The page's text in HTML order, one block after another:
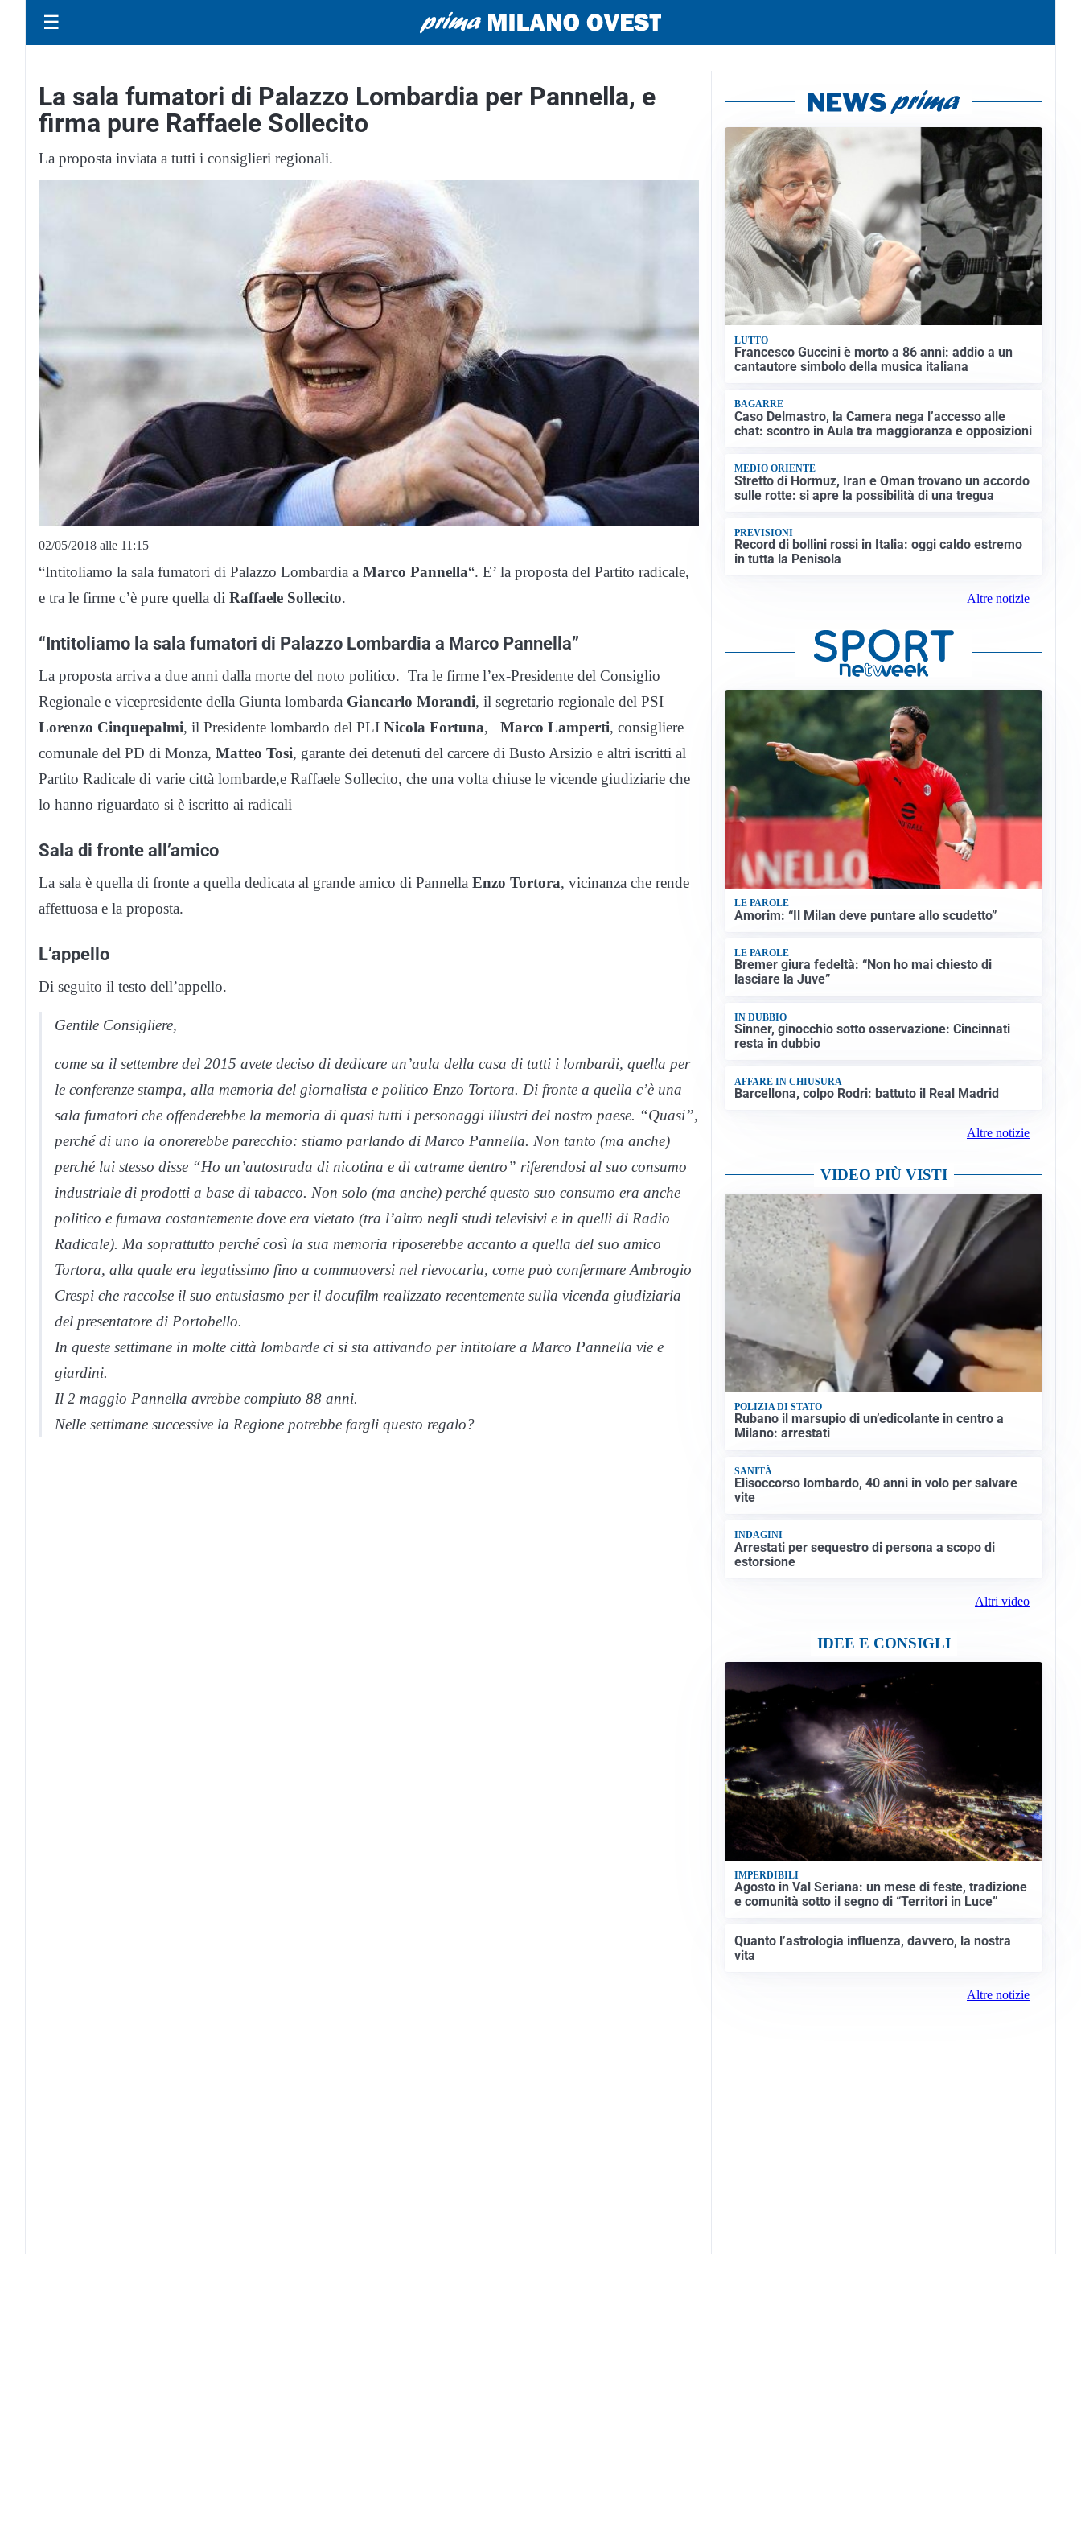
☰
La sala fumatori di Palazzo Lombardia per Pannella, e
firma pure Raffaele Sollecito
La proposta inviata a tutti i consiglieri regionali.
02/05/2018 alle 11:15
“Intitoliamo la sala fumatori di Palazzo Lombardia a Marco Pannella“. E’ la proposta del Partito radicale,
e tra le firme c’è pure quella di Raffaele Sollecito.
“Intitoliamo la sala fumatori di Palazzo Lombardia a Marco Pannella”
La proposta arriva a due anni dalla morte del noto politico. Tra le firme l’ex-Presidente del Consiglio
Regionale e vicepresidente della Giunta lombarda Giancarlo Morandi, il segretario regionale del PSI
Lorenzo Cinquepalmi, il Presidente lombardo del PLI Nicola Fortuna, Marco Lamperti, consigliere
comunale del PD di Monza, Matteo Tosi, garante dei detenuti del carcere di Busto Arsizio e altri iscritti al
Partito Radicale di varie città lombarde,e Raffaele Sollecito, che una volta chiuse le vicende giudiziarie che
lo hanno riguardato si è iscritto ai radicali
Sala di fronte all’amico
La sala è quella di fronte a quella dedicata al grande amico di Pannella Enzo Tortora, vicinanza che rende
affettuosa e la proposta.
L’appello
Di seguito il testo dell’appello.
Gentile Consigliere,
come sa il settembre del 2015 avete deciso di dedicare un’aula della casa di tutti i lombardi, quella per
le conferenze stampa, alla memoria del giornalista e politico Enzo Tortora. Di fronte a quella c’è una
sala fumatori che offenderebbe la memoria di quasi tutti i personaggi illustri del nostro paese. “Quasi”,
perché di uno la onorerebbe parecchio: stiamo parlando di Marco Pannella. Non tanto (ma anche)
perché lui stesso disse “Ho un’autostrada di nicotina e di catrame dentro” riferendosi al suo consumo
industriale di prodotti a base di tabacco. Non solo (ma anche) perché questo suo consumo era anche
politico e fumava costantemente dove era vietato (tra l’altro negli studi televisivi e in quelli di Radio
Radicale). Ma soprattutto perché così la sua memoria riposerebbe accanto a quella del suo amico
Tortora, alla quale era legatissimo fino a commuoversi nel rievocarla, come può confermare Ambrogio
Crespi che raccolse il suo entusiasmo per il docufilm realizzato recentemente sulla vicenda giudiziaria
del presentatore di Portobello.
In queste settimane in molte città lombarde ci si sta attivando per intitolare a Marco Pannella vie e
giardini.
Il 2 maggio Pannella avrebbe compiuto 88 anni.
Nelle settimane successive la Regione potrebbe fargli questo regalo?
LUTTO
Francesco Guccini è morto a 86 anni: addio a un
cantautore simbolo della musica italiana
BAGARRE
Caso Delmastro, la Camera nega l’accesso alle
chat: scontro in Aula tra maggioranza e opposizioni
MEDIO ORIENTE
Stretto di Hormuz, Iran e Oman trovano un accordo
sulle rotte: si apre la possibilità di una tregua
PREVISIONI
Record di bollini rossi in Italia: oggi caldo estremo
in tutta la Penisola
Altre notizie
LE PAROLE
Amorim: “Il Milan deve puntare allo scudetto”
LE PAROLE
Bremer giura fedeltà: “Non ho mai chiesto di
lasciare la Juve”
IN DUBBIO
Sinner, ginocchio sotto osservazione: Cincinnati
resta in dubbio
AFFARE IN CHIUSURA
Barcellona, colpo Rodri: battuto il Real Madrid
Altre notizie
VIDEO PIÙ VISTI
POLIZIA DI STATO
Rubano il marsupio di un’edicolante in centro a
Milano: arrestati
SANITÀ
Elisoccorso lombardo, 40 anni in volo per salvare
vite
INDAGINI
Arrestati per sequestro di persona a scopo di
estorsione
Altri video
IDEE E CONSIGLI
IMPERDIBILI
Agosto in Val Seriana: un mese di feste, tradizione
e comunità sotto il segno di “Territori in Luce”
Quanto l’astrologia influenza, davvero, la nostra
vita
Altre notizie